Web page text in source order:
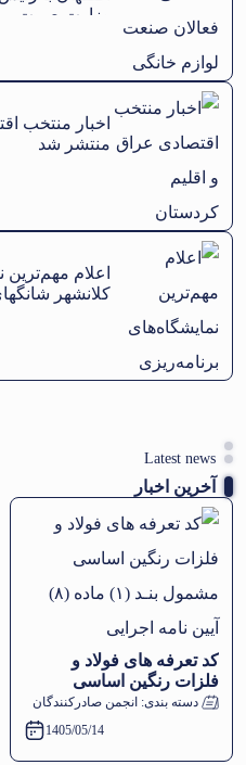
وزارت صمت
اخبار منتخب
منتشر شد
اعلام
کلانشهر شانگهای
Latest news
آخرین اخبار
کد تعرفه‌ های فولاد و
فلزات رنگین اساسی
مشمول بنـد (١) ماده (٨)
دسته بندی: انجمن صادرکنندگان
1405/05/14